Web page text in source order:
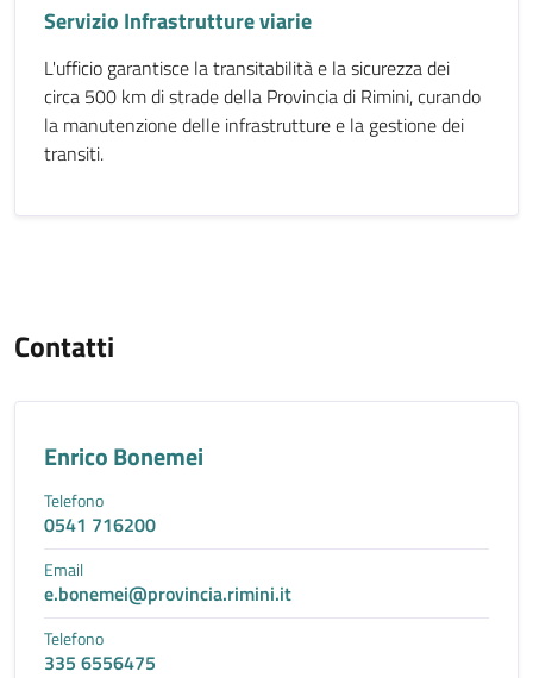
Servizio Infrastrutture viarie
L'ufficio garantisce la transitabilità e la sicurezza dei
circa 500 km di strade della Provincia di Rimini, curando
la manutenzione delle infrastrutture e la gestione dei
transiti.
Contatti
Enrico Bonemei
Telefono
0541 716200
Email
e.bonemei@provincia.rimini.it
Telefono
335 6556475